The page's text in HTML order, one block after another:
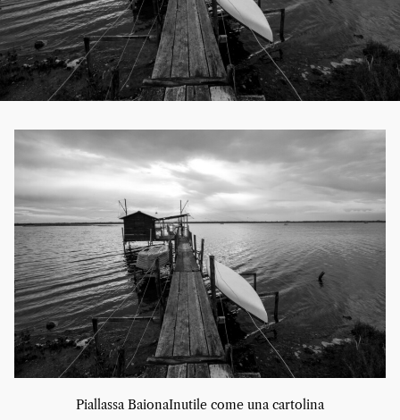
Piallassa BaionaInutile come una cartolina